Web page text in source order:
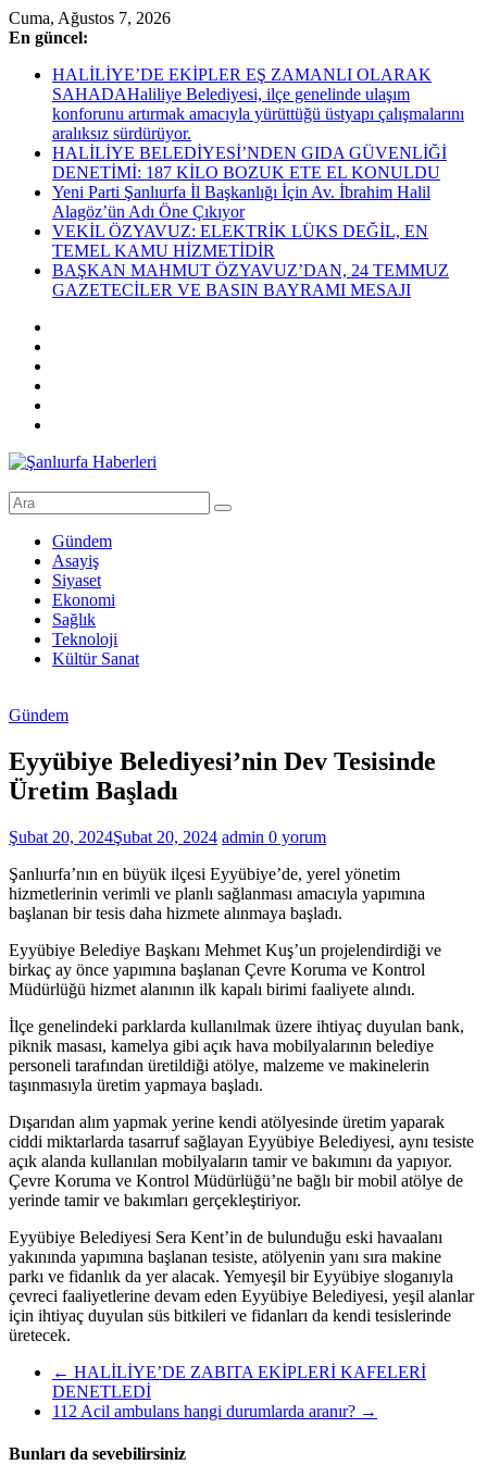
Skip
to
Cuma, Ağustos 7, 2026
En güncel:
HALİLİYE’DE EKİPLER EŞ ZAMANLI OLARAK
SAHADAHaliliye Belediyesi, ilçe genelinde ulaşım
konforunu artırmak amacıyla yürüttüğü üstyapı çalışmalarını
aralıksız sürdürüyor.
HALİLİYE BELEDİYESİ’NDEN GIDA GÜVENLİĞİ
DENETİMİ: 187 KİLO BOZUK ETE EL KONULDU
Yeni Parti Şanlıurfa İl Başkanlığı İçin Av. İbrahim Halil
Alagöz’ün Adı Öne Çıkıyor
VEKİL ÖZYAVUZ: ELEKTRİK LÜKS DEĞİL, EN
TEMEL KAMU HİZMETİDİR
BAŞKAN MAHMUT ÖZYAVUZ’DAN, 24 TEMMUZ
GAZETECİLER VE BASIN BAYRAMI MESAJI
Şanlıurfa
Dakika
Şanlıurfa
Haberleri
Gündem
Asayiş
Siyaset
Ekonomi
Sağlık
Teknoloji
Kültür Sanat
Gündem
Eyyübiye Belediyesi’nin Dev Tesisinde
Üretim Başladı
Şubat 20, 2024Şubat 20, 2024 admin 0 yorum
Şanlıurfa’nın en büyük ilçesi Eyyübiye’de, yerel yönetim
hizmetlerinin verimli ve planlı sağlanması amacıyla yapımına
başlanan bir tesis daha hizmete alınmaya başladı.
Eyyübiye Belediye Başkanı Mehmet Kuş’un projelendirdiği ve
birkaç ay önce yapımına başlanan Çevre Koruma ve Kontrol
Müdürlüğü hizmet alanının ilk kapalı birimi faaliyete alındı.
İlçe genelindeki parklarda kullanılmak üzere ihtiyaç duyulan bank,
piknik masası, kamelya gibi açık hava mobilyalarının belediye
personeli tarafından üretildiği atölye, malzeme ve makinelerin
taşınmasıyla üretim yapmaya başladı.
Dışarıdan alım yapmak yerine kendi atölyesinde üretim yaparak
ciddi miktarlarda tasarruf sağlayan Eyyübiye Belediyesi, aynı tesiste
açık alanda kullanılan mobilyaların tamir ve bakımını da yapıyor.
Çevre Koruma ve Kontrol Müdürlüğü’ne bağlı bir mobil atölye de
yerinde tamir ve bakımları gerçekleştiriyor.
Eyyübiye Belediyesi Sera Kent’in de bulunduğu eski havaalanı
yakınında yapımına başlanan tesiste, atölyenin yanı sıra makine
parkı ve fidanlık da yer alacak. Yemyeşil bir Eyyübiye sloganıyla
çevreci faaliyetlerine devam eden Eyyübiye Belediyesi, yeşil alanlar
için ihtiyaç duyulan süs bitkileri ve fidanları da kendi tesislerinde
üretecek.
← HALİLİYE’DE ZABITA EKİPLERİ KAFELERİ
DENETLEDİ
112 Acil ambulans hangi durumlarda aranır? →
Bunları da sevebilirsiniz